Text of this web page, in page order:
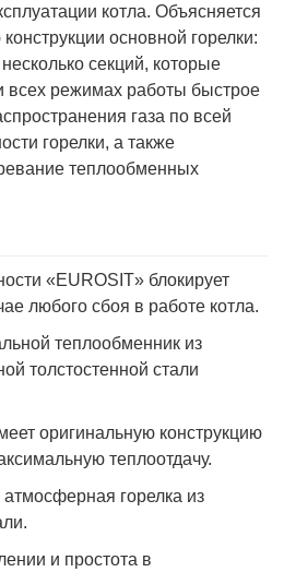
котла. Объясняется
основной горелки:
секций, которые
всех режимах работы быстрое
газа по всей
горелки, а также
теплообменных
«EUROSIT» блокирует
любого сбоя в работе котла.
теплообменник из
толстостенной стали
оригинальную конструкцию
теплоотдачу.
горелка из
и простота в